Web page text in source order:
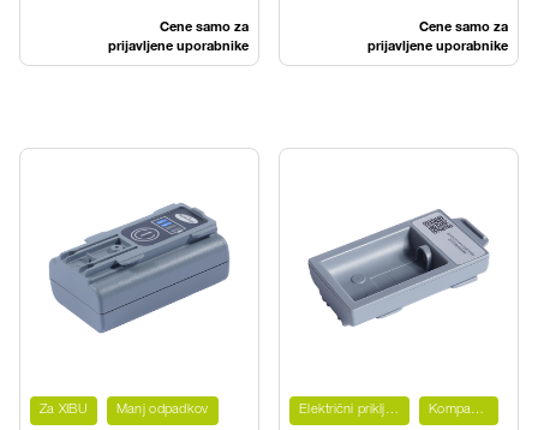
Cene samo za
prijavljene uporabnike
Cene samo za
prijavljene uporabnike
Za XIBU Manj odpadkov Električni priključek Kompaktno